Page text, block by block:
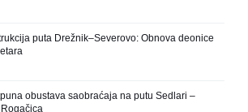
puta Drežnik–Severovo: Obnova deonice
obustava saobraćaja na putu Sedlari –